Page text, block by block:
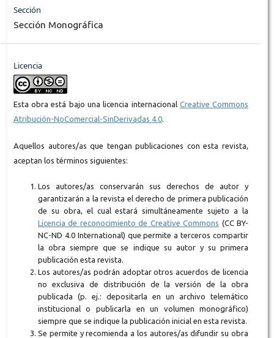
Sección
Sección Monográfica
Licencia
Esta obra está bajo una licencia internacional Creative Commons
Atribución-NoComercial-SinDerivadas 4.0.
Aquellos autores/as que tengan publicaciones con esta revista,
aceptan los términos siguientes:
Los autores/as conservarán sus derechos de autor y
garantizarán a la revista el derecho de primera publicación
de su obra, el cual estará simultáneamente sujeto a la
Licencia de reconocimiento de Creative Commons (CC BY-
NC-ND 4.0 International) que permite a terceros compartir
la obra siempre que se indique su autor y su primera
publicación esta revista.
Los autores/as podrán adoptar otros acuerdos de licencia
no exclusiva de distribución de la versión de la obra
publicada (p. ej.: depositarla en un archivo telemático
institucional o publicarla en un volumen monográfico)
siempre que se indique la publicación inicial en esta revista.
Se permite y recomienda a los autores/as difundir su obra